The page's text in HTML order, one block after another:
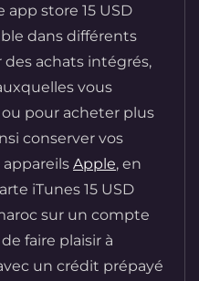
store 15 USD
dans différents
achats intégrés,
vous
pour acheter plus
conserver vos
Apple, en
iTunes 15 USD
sur un compte
faire plaisir à
un crédit prépayé